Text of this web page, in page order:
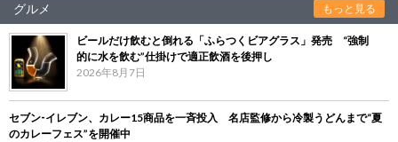
グルメ もっと見る
ビールだけ飲むと倒れる「ふらつくビアグラス」発売 “強制
的に水を飲む”仕掛けで適正飲酒を後押し
2026年8月7日
セブン‐イレブン、カレー15商品を一斉投入 名店監修から冷製うどんまで“夏
のカレーフェス”を開催中